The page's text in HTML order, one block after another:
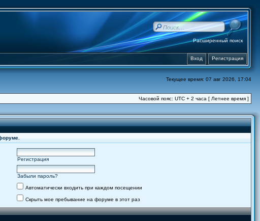
Расширенный поиск
Регистрация
Вход
Текущее время: 07 авг 2026, 17:04
Часовой пояс: UTC + 2 часа [ Летнее время ]
Регистрация
Забыли пароль?
Автоматически входить при каждом посещении
Скрыть мое пребывание на форуме в этот раз